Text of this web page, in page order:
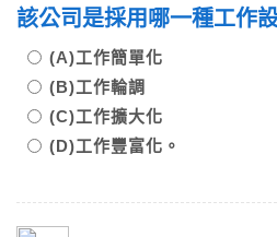
該公司是採用哪一種工作
(A)工作簡單化
(B)工作輪調
(C)工作擴大化
(D)工作豐富化。